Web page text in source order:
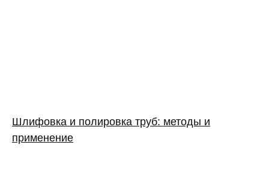
Шлифовка и полировка труб: методы и
применение